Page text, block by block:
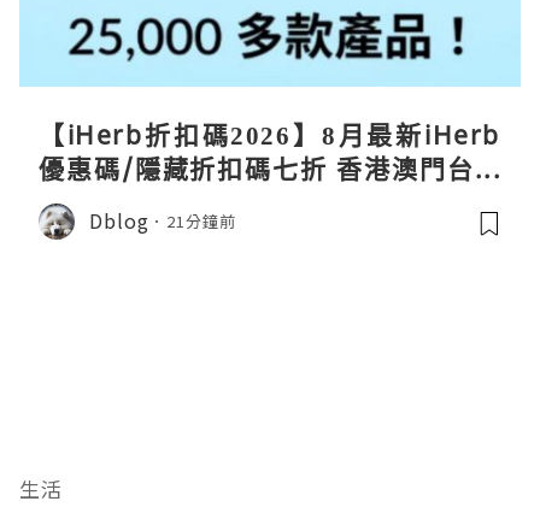
【iHerb折扣碼2026】8月最新iHerb
優惠碼/隱藏折扣碼七折 香港澳門台灣
新加坡iherb code 30％ off
Dblog 21分鐘前
生活